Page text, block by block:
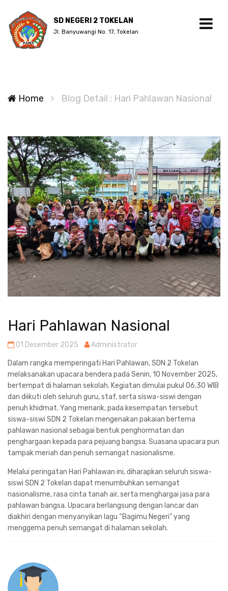
SD NEGERI 2 TOKELAN
Jl. Banyuwangi No. 17, Tokelan
Home Blog Detail : Hari Pahlawan Nasional
Hari Pahlawan Nasional
01 Desember 2025 Administrator
Dalam rangka memperingati Hari Pahlawan, SDN 2 Tokelan
melaksanakan upacara bendera pada Senin, 10 November 2025,
bertempat di halaman sekolah. Kegiatan dimulai pukul 06.30 WIB
dan diikuti oleh seluruh guru, staf, serta siswa-siswi dengan
penuh khidmat. Yang menarik, pada kesempatan tersebut
siswa-siswi SDN 2 Tokelan mengenakan pakaian bertema
pahlawan nasional sebagai bentuk penghormatan dan
penghargaan kepada para pejuang bangsa. Suasana upacara pun
tampak meriah dan penuh semangat nasionalisme.
Melalui peringatan Hari Pahlawan ini, diharapkan seluruh siswa-
siswi SDN 2 Tokelan dapat menumbuhkan semangat
nasionalisme, rasa cinta tanah air, serta menghargai jasa para
pahlawan bangsa. Upacara berlangsung dengan lancar dan
diakhiri dengan menyanyikan lagu “Bagimu Negeri” yang
menggema penuh semangat di halaman sekolah.